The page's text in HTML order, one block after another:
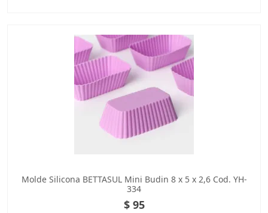
Molde Silicona BETTASUL Mini Budin 8 x 5 x 2,6 Cod. YH-
334
$ 95